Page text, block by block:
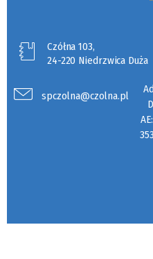
Czółna 103,
24-220 Niedrzwica Duża
spczolna@czolna.pl